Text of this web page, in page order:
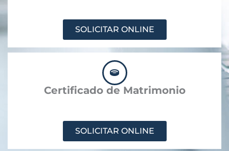
SOLICITAR ONLINE
Certificado de Matrimonio
SOLICITAR ONLINE